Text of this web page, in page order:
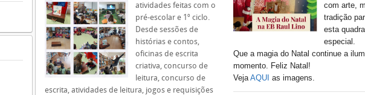
atividades feitas com o
pré-escolar e 1º ciclo.
Desde sessões de
histórias e contos,
oficinas de escrita
criativa, concurso de
leitura, concurso de
escrita, atividades de leitura, jogos e requisições
com arte,
tradição
esta
especial.
Que a magia do Natal continue a
momento. Feliz Natal!
VejaAQUI as imagens.